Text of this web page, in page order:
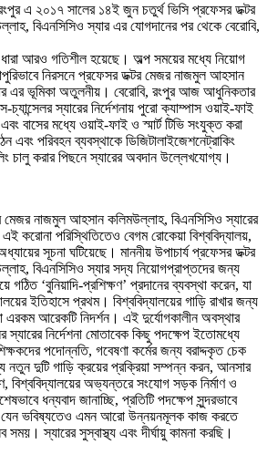
এ ২০১৭ সালের ১৪ই জুন চতুর্থ ভিসি প্রফেসর ডক্টর
বিএনসিসিও স্যার এর যোগদানের পর থেকে বেরোবি,
আরও গতিশীল হয়েছে। অল্প সময়ের মধ্যে নিয়োগ
নিরসনে প্রফেসর ডক্টর মেজর নাজমুল আহসান
এর ভূমিকা অতুলনীয়। বেরোবি, রংপুর আজ আধুনিকতার
স্যারের নির্দেশনায় পুরো ক্যাম্পাস ওয়াই-ফাই
বাসের মধ্যে ওয়াই-ফাই ও স্মার্ট টিভি সংযুক্ত করা
এবং পরিবহন ব্যবস্থাকে ডিজিটালাইজেশনেট্রাকিং
চালু করার পিছনে স্যারের অবদান উল্লেখযোগ্য।
মেজর নাজমুল আহসান কলিমউল্লাহ, বিএনসিসিও স্যারের
করোনা পরিস্থিতিতেও বেগম রোকেয়া বিশ্ববিদ্যালয়,
সূচনা ঘটিয়েছে। মাননীয় উপাচার্য প্রফেসর ডক্টর
বিএনসিসিও স্যার সদ্য নিয়োগপ্রাপ্তদের জন্য
গঠিত ‘বুনিয়াদি-প্রশিক্ষণ’ প্রদানের ব্যবস্থা করেন, যা
ইতিহাসে প্রথম। বিশ্ববিদ্যালয়ের গাড়ি রাখার জন্য
এরকম আরেকটি নিদর্শন। এই দুর্যোগকালীন অবস্থার
স্যারের নির্দেশনা মোতাবেক কিছু পদক্ষেপ ইতোমধ্যে
পদোন্নতি, গবেষণা কর্মের জন্য বরাদ্দকৃত চেক
নতুন দুটি গাড়ি ক্রয়ের প্রক্রিয়া সম্পন্ন করন, আনসার
বিশ্ববিদ্যালয়ের অভ্যন্তরে সংযোগ সড়ক নির্মাণ ও
ধন্যবাদ জানাচ্ছি, প্রতিটি পদক্ষেপ সুন্দরভাবে
যেন ভবিষ্যতেও এমন আরো উন্নয়নমূলক কাজ করতে
স্যারের সুস্বাস্থ্য এবং দীর্ঘায়ু কামনা করছি।